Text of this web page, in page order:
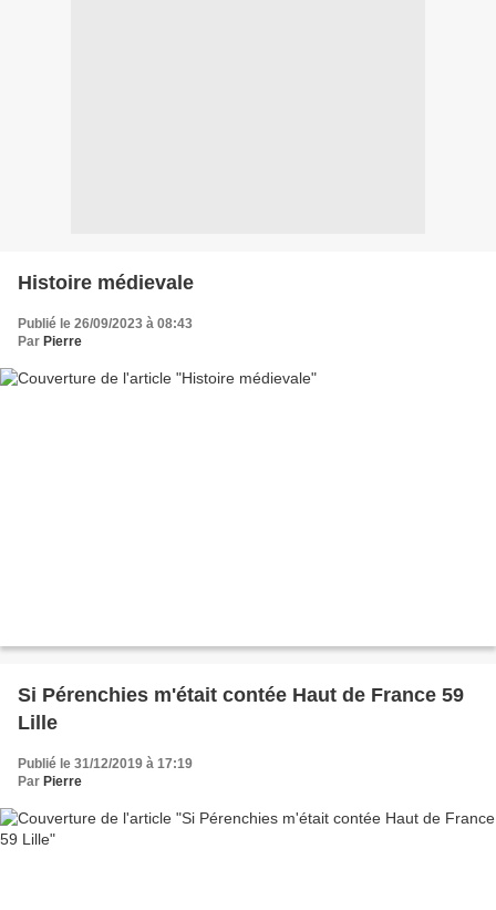
Histoire médievale
Publié le 26/09/2023 à 08:43
Par Pierre
Si Pérenchies m'était contée Haut de France 59
Lille
Publié le 31/12/2019 à 17:19
Par Pierre